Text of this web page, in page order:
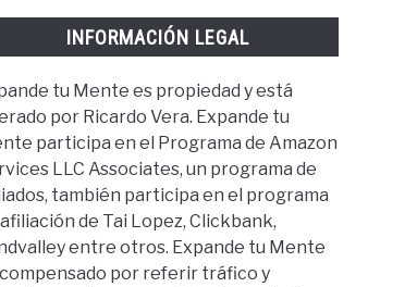
INFORMACIÓN LEGAL
tu Mente es propiedad y está
por Ricardo Vera. Expande tu
participa en el Programa de Amazon
LLC Associates, un programa de
también participa en el programa
de Tai Lopez, Clickbank,
entre otros. Expande tu Mente
por referir tráfico y